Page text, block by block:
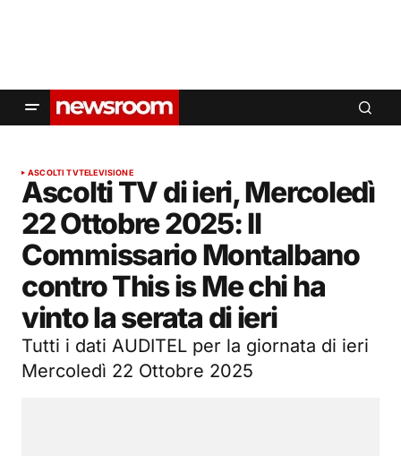
ASCOLTI TVTELEVISIONE
Ascolti TV di ieri, Mercoledì
22 Ottobre 2025: Il
Commissario Montalbano
contro This is Me chi ha
vinto la serata di ieri
Tutti i dati AUDITEL per la giornata di ieri
Mercoledì 22 Ottobre 2025